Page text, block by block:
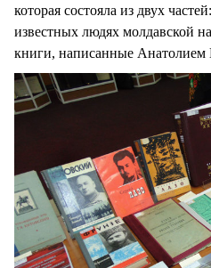
которая состояла из двух
известных людях молдавской
книги, написанные